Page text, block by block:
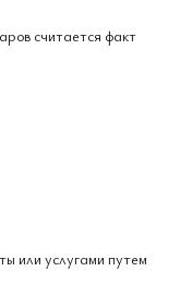
считается факт
или услугами путем